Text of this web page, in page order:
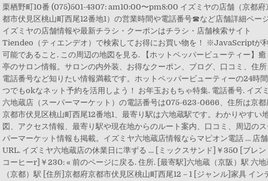
栗栖野町10番 (075)501-4307: am10:00〜pm8:00 イズミヤの店舗（京都府
都市伏見区桃山町西尾12番地1）の営業時間や電話番号☎など店舗詳細ペー
イズミヤの店舗情報や最新チラシ・クーポンはチラシ・店舗検索サイト
Tiendeo（ティエンデオ）で検索してお得にお買い物を！ ※JavaScriptが
可能であること. この周辺の地図を見る. 【ホットペッパービューティー】癒
亭のサロン情報。サロンの内外装、お得なクーポン、ブログ、口コミ、住
電話番号など知りたい情報満載です。ホットペッパービューティーの24時
つでもokなネット予約を活用しよう！ お年玉おもちゃ特集. 電話番号. イズ
六地蔵店（スーパーマーケット）の電話番号は075-623-0666、住所は京都
京都市伏見区桃山町西尾12番地1、最寄り駅は六地蔵駅です。わかりやすい
図、アクセス情報、最寄り駅や現在地からのルート案内、口コミ、周辺の
パーマーケット情報も掲載。イズミヤ六地蔵店情報ならマピオン電話 … 店舗
URL. イズミヤ六地蔵店の休業日に準ずる ... [ミックスサンド]￥350 [ブレン
コーヒーr]￥230: « 前のページに戻る. 住所. [最寄駅]六地蔵（京阪）駅 六地
（京都）駅 [住所]京都府京都市伏見区桃山町西尾12－1 [ジャンル]家具 イン